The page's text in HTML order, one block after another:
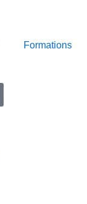
Formations